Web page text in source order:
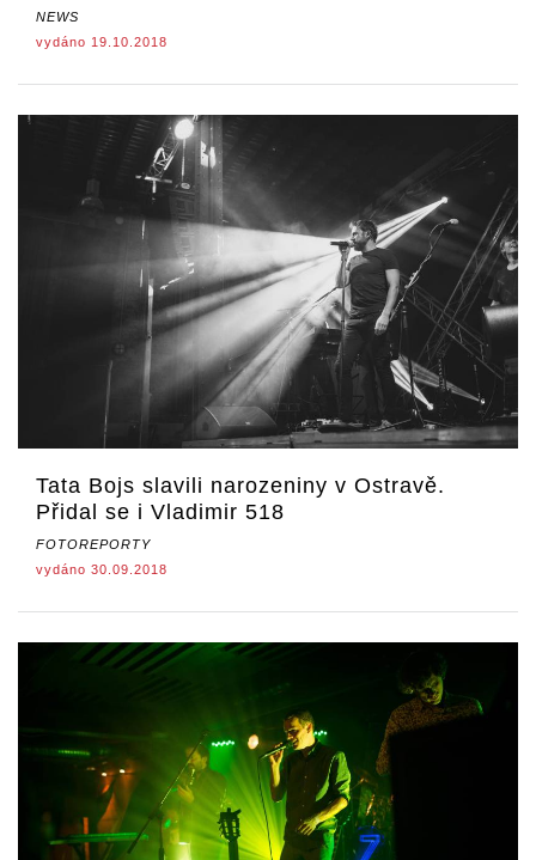
NEWS
vydáno 19.10.2018
Tata Bojs slavili narozeniny v Ostravě.
Přidal se i Vladimir 518
FOTOREPORTY
vydáno 30.09.2018